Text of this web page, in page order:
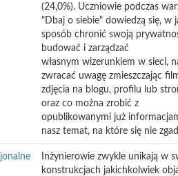
(24,0%). Uczniowie podczas
"Dbaj o siebie" dowiedzą się, w
sposób chronić swoją
budować i zarządzać
własnym wizerunkiem w sieci,
zwracać uwagę zmieszczając
zdjęcia na blogu, profilu lub
oraz co można zrobić z
opublikowanymi już
nasz temat, na które się nie
Inżynierowie zwykle unikają w
konstrukcjach jakichkolwiek